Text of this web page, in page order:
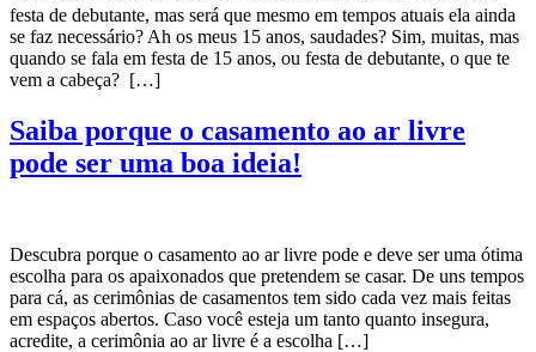
festa de debutante, mas será que mesmo em tempos atuais ela ainda
se faz necessário? Ah os meus 15 anos, saudades? Sim, muitas, mas
quando se fala em festa de 15 anos, ou festa de debutante, o que te
vem a cabeça? […]
Saiba porque o casamento ao ar livre
pode ser uma boa ideia!
Descubra porque o casamento ao ar livre pode e deve ser uma ótima
escolha para os apaixonados que pretendem se casar. De uns tempos
para cá, as cerimônias de casamentos tem sido cada vez mais feitas
em espaços abertos. Caso você esteja um tanto quanto insegura,
acredite, a cerimônia ao ar livre é a escolha […]